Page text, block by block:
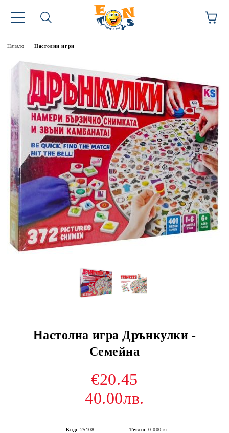
Начало Настолни игри
Настолна игра Дрънкулки -
Семейна
€20.45
40.00лв.
Код: 25108 Тегло: 0.000 кг